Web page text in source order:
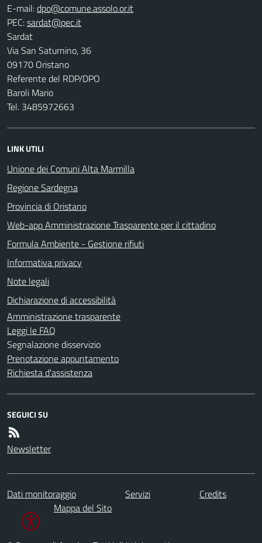
E-mail:
PEC:
Sardat
Via San Saturnino, 36
09170 Oristano
Referente del RDP/DPO
Baroli Mario
Tel. 3485972663
LINK UTILI
Unione dei Comuni Alta Marmilla
Regione Sardegna
Provincia di Oristano
Web-app Amministrazione Trasparente per il cittadino
Formula Ambiente - Gestione rifiuti
Informativa privacy
Note legali
Dichiarazione di accessibilità
Amministrazione trasparente
Leggi le FAQ
Segnalazione disservizio
Prenotazione appuntamento
Richiesta d'assistenza
SEGUICI SU
Newsletter
Dati monitoraggio Servizi
Credits
Mappa del Sito